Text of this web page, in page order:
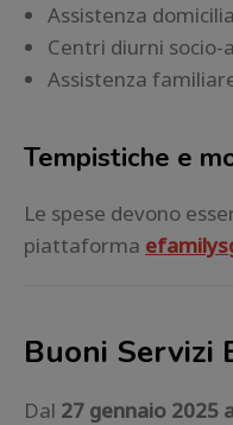
Assistenza
Centri diurni
Assistenza
Tempistiche e
Le spese devono
piattaforma
Buoni Servizi
Dal 27 gennaio 2025